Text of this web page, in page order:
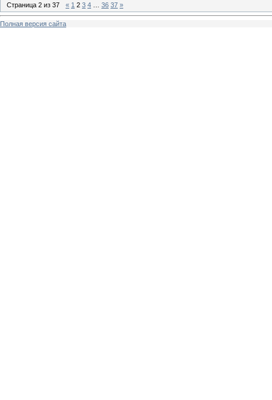
Страница 2 из 37 « 1 2 3 4 36 37 »
Полная версия сайта